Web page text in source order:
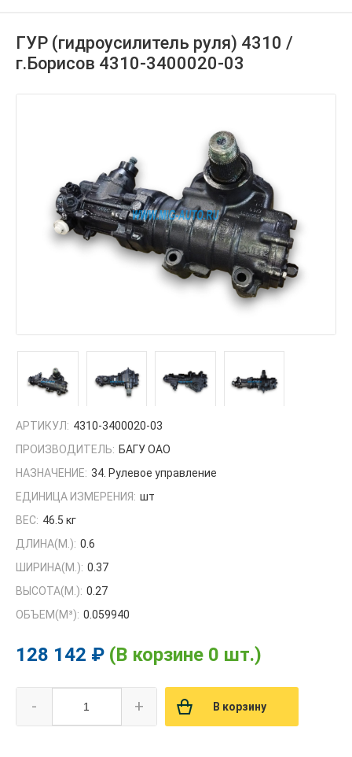
ГУР (гидроусилитель руля) 4310 /
г.Борисов 4310-3400020-03
АРТИКУЛ: 4310-3400020-03
ПРОИЗВОДИТЕЛЬ: БАГУ ОАО
НАЗНАЧЕНИЕ: 34. Рулевое управление
ЕДИНИЦА ИЗМЕРЕНИЯ: шт
ВЕС: 46.5 кг
ДЛИНА(М.): 0.6
ШИРИНА(М.): 0.37
ВЫСОТА(М.): 0.27
ОБЪЕМ(M³): 0.059940
128 142 ₽ (В корзине 0 шт.)
- + В корзину